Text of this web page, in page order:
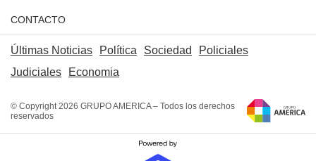
CONTACTO
Últimas Noticias Política Sociedad
Policiales
Judiciales
Economia
© Copyright 2026 GRUPO AMERICA – Todos los derechos
reservados